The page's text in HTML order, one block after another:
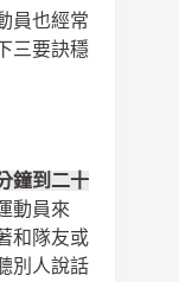
員也經常
三要訣穩
鐘到二十
動員來
和隊友或
別人說話